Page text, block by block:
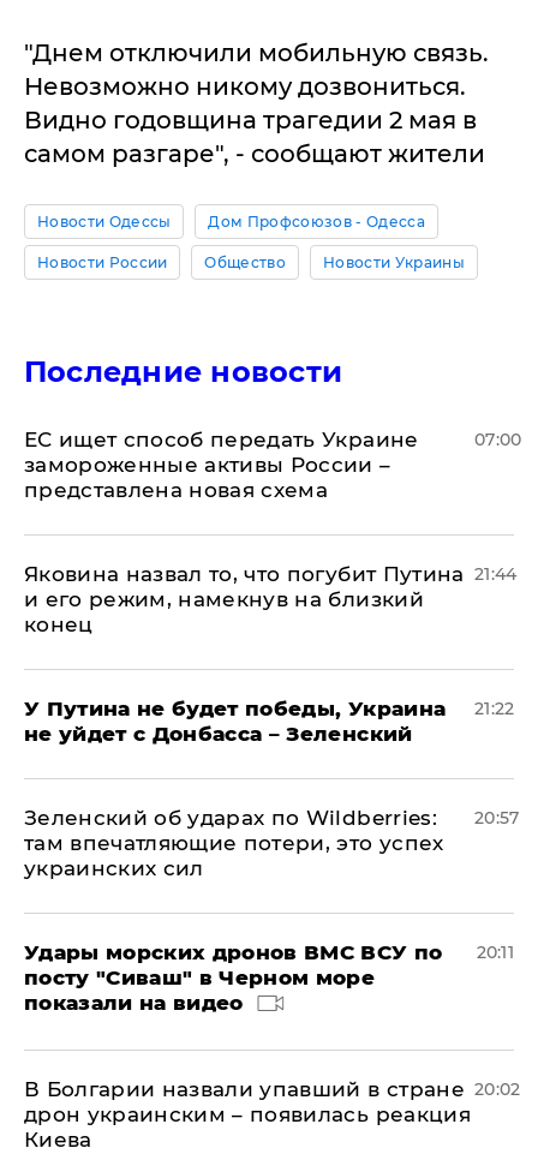
"Днем отключили мобильную связь.
Невозможно никому дозвониться.
Видно годовщина трагедии 2 мая в
самом разгаре", - сообщают жители
Новости Одессы Дом Профсоюзов - Одесса
Новости России Общество Новости Украины
Последние новости
ЕС ищет способ передать Украине
замороженные активы России –
представлена новая схема
07:00
Яковина назвал то, что погубит Путина
и его режим, намекнув на близкий
конец
21:44
У Путина не будет победы, Украина
не уйдет с Донбасса – Зеленский
21:22
Зеленский об ударах по Wildberries:
там впечатляющие потери, это успех
украинских сил
20:57
Удары морских дронов ВМС ВСУ по
посту "Сиваш" в Черном море
показали на видео
20:11
В Болгарии назвали упавший в стране
дрон украинским – появилась реакция
Киева
20:02